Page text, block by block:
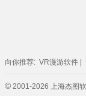
向你推荐: VR漫游软件
© 2001-2026 上海杰图